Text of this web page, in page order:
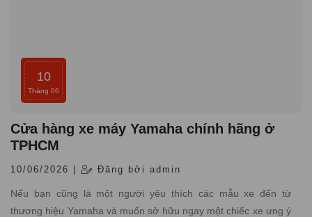
10
Tháng 06
Cửa hàng xe máy Yamaha chính hãng ở
TPHCM
10/06/2026 | Đăng bởi admin
Nếu bạn cũng là một người yêu thích các mẫu xe đến từ
thương hiệu Yamaha và muốn sở hữu ngay một chiếc xe ưng ý